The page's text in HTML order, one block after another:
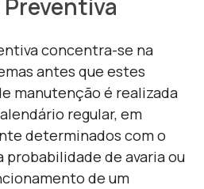
concentra-se na
antes que estes
manutenção é realizada
regular, em
determinados com o
de avaria ou
de um